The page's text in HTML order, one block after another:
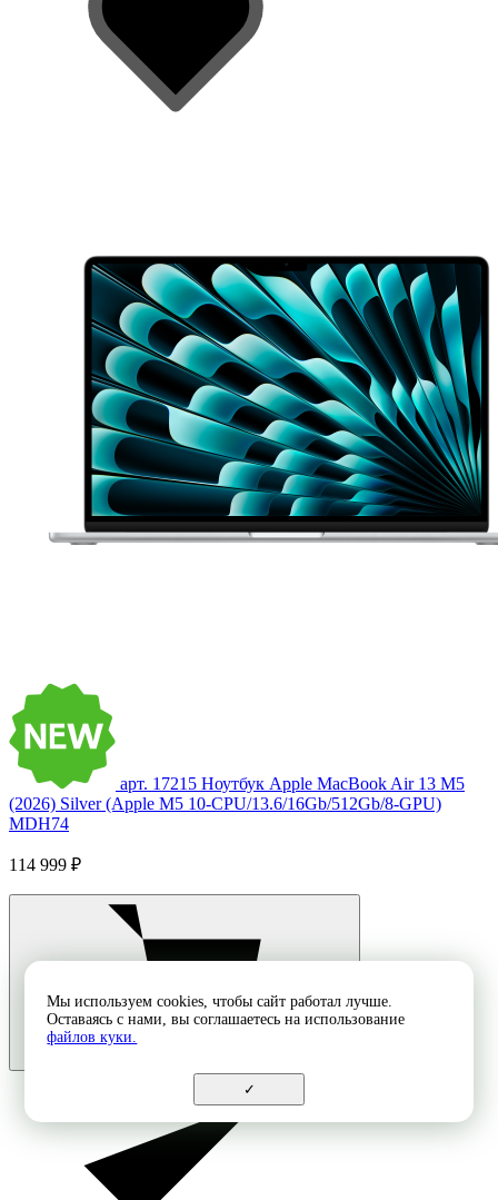
арт. 17215 Ноутбук Apple MacBook Air 13 M5
(2026) Silver (Apple M5 10-CPU/13.6/16Gb/512Gb/8-GPU)
MDH74
114 999 ₽
Мы используем cookies, чтобы сайт работал лучше.
Оставаясь с нами, вы соглашаетесь на использование
файлов куки.
✓